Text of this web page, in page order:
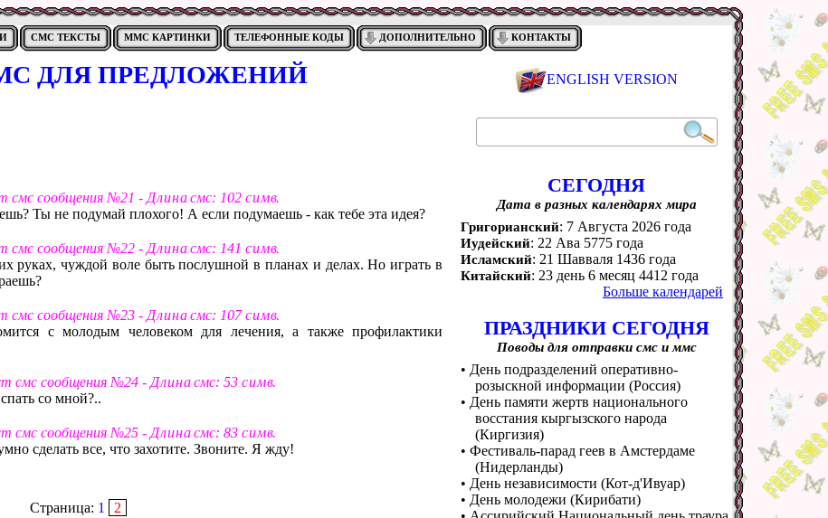
СМС ТЕКСТЫ ММС КАРТИНКИ ТЕЛЕФОННЫЕ КОДЫ ДОПОЛНИТЕЛЬНО КОНТАКТЫ
ДЛЯ ПРЕДЛОЖЕНИЙ
смс сообщения №21 - Д л и н асмс: 102 с и м в.
Ты не подумай плохого! А если подумаешь - как тебе эта идея?
смс сообщения №22 - Д л и н асмс: 141 с и м в.
руках, чуждой воле быть послушной в планах и делах. Но играть в
смс сообщения №23 - Д л и н асмс: 107с и м в.
с молодым человеком для лечения, а также профилактики
смс сообщения №24 - Д л и н асмс: 53 с и м в.
со мной?..
смс сообщения №25 - Д л и н асмс: 83 с и м в.
сделать все, что захотите. Звоните. Я жду!
Страница: 1 2
ENGLISH VERSION
СЕГОДНЯ
Дата в разных календарях мира
Григорианский: 7 Августа 2026 года
Иудейский: 22 Ава 5775 года
Исламский: 21 Шавваля 1436 года
Китайский: 23 день 6 месяц 4412 года
Больше календарей
ПРАЗДНИКИ СЕГОДНЯ
Поводы для отправки смс и ммс
• День подразделений оперативно-
розыскной информации (Россия)
• День памяти жертв национального
восстания кыргызского народа
(Киргизия)
• Фестиваль-парад геев в Амстердаме
(Нидерланды)
• День независимости (Кот-д'Ивуар)
• День молодежи (Кирибати)